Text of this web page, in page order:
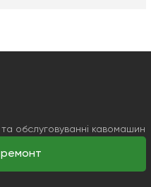
обслуговуванні кавомашин
ремонт